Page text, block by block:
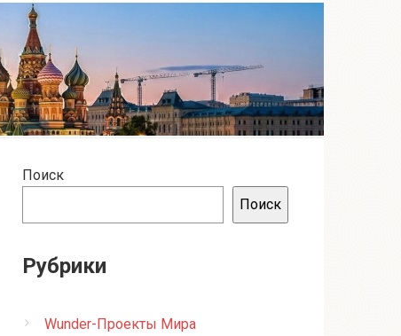
Поиск
Поиск
Рубрики
Wunder-Проекты Мира